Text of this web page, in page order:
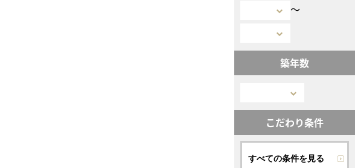
〜
築年数
こだわり条件
すべての条件を見る